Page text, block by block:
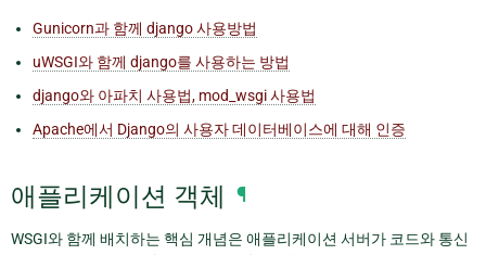
Gunicorn과 함께 django 사용방법
uWSGI와 함께 django를 사용하는 방법
django와 아파치 사용법, mod_wsgi 사용법
Apache에서 Django의 사용자 데이터베이스에 대해 인증
애플리케이션 객체 ¶
WSGI와 함께 배치하는 핵심 개념은 애플리케이션 서버가 코드와 통신